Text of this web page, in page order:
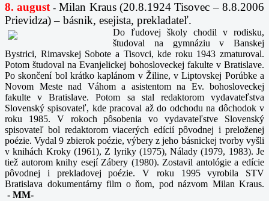
8. august -Milan Kraus (20.8.1924 Tisovec – 8.8.2006
Prievidza) – básnik, esejista, prekladateľ.
Do ľudovej školy chodil v rodisku,
študoval na gymnáziu v Banskej
Bystrici, Rimavskej Sobote a Tisovci, kde roku 1943 zmaturoval.
Potom študoval na Evanjelickej bohosloveckej fakulte v Bratislave.
Po skončení bol krátko kaplánom v Žiline, v Liptovskej Porúbke a
Novom Meste nad Váhom a asistentom na Ev. bohosloveckej
fakulte v Bratislave. Potom sa stal redaktorom vydavateľstva
Slovenský spisovateľ, kde pracoval až do odchodu na dôchodok v
roku 1985. V rokoch pôsobenia vo vydavateľstve Slovenský
spisovateľ bol redaktorom viacerých edícií pôvodnej i preloženej
poézie. Vydal 9 zbierok poézie, výbery z jeho básnickej tvorby vyšli
v knihách Kroky (1961), Z lyriky (1975), Nálady (1979, 1983). Je
tiež autorom knihy esejí Zábery (1980). Zostavil antológie a edície
pôvodnej i prekladovej poézie. V roku 1995 vyrobila STV
Bratislava dokumentárny film o ňom, pod názvom Milan Kraus.
- MM-